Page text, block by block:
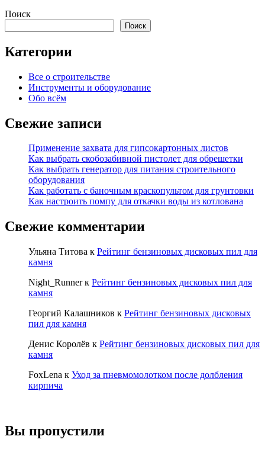
Поиск
Поиск
Категории
Все о строительстве
Инструменты и оборудование
Обо всём
Свежие записи
Применение захвата для гипсокартонных листов
Как выбрать скобозабивной пистолет для обрешетки
Как выбрать генератор для питания строительного
оборудования
Как работать с баночным краскопультом для грунтовки
Как настроить помпу для откачки воды из котлована
Свежие комментарии
Ульяна Титова к Рейтинг бензиновых дисковых пил для
камня
Night_Runnerк Рейтинг бензиновых дисковых пил для
камня
Георгий Калашников к Рейтинг бензиновых дисковых
пил для камня
Денис Королёв к Рейтинг бензиновых дисковых пил для
камня
FoxLena к Уход за пневмомолотком после долбления
кирпича
Вы пропустили